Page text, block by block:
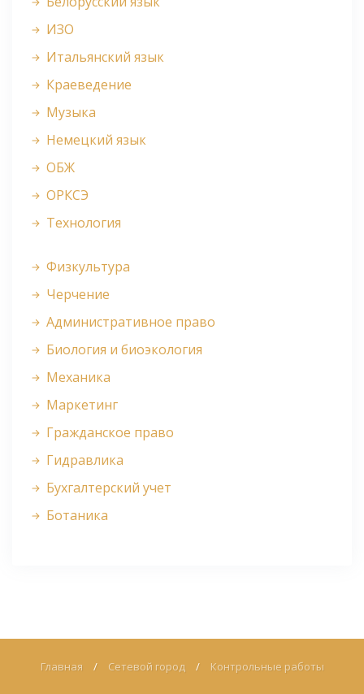
ИЗО
Итальянский язык
Краеведение
Музыка
Немецкий язык
ОБЖ
ОРКСЭ
Технология
Физкультура
Черчение
Административное право
Биология и биоэкология
Механика
Маркетинг
Гражданское право
Гидравлика
Бухгалтерский учет
Ботаника
Главная / Сетевой город / Контрольные работы